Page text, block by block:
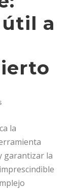
a
la
garantizar la